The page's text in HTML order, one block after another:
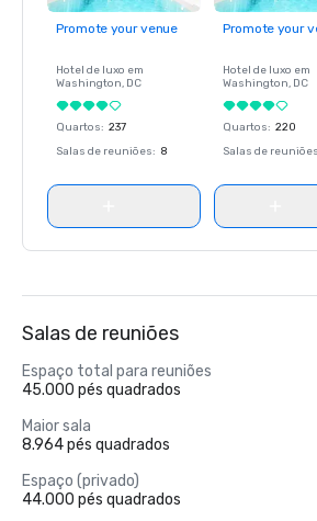
Promote your venue
Hotel de luxo em
Washington, DC
Quartos: 237
Salas de reuniões: 8
Promote your
Hotel de luxo em
Washington, DC
Quartos: 220
Salas de reuniões
Salas de reuniões
Espaço total para reuniões
45.000 pés quadrados
Maior sala
8.964 pés quadrados
Espaço (privado)
44.000 pés quadrados